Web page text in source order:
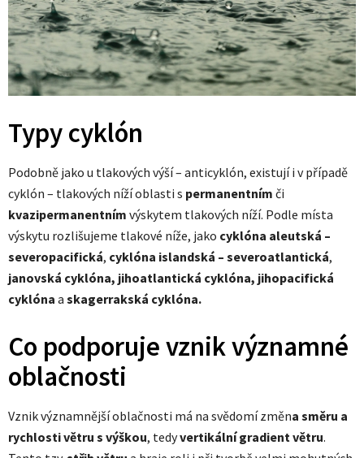
Typy cyklón
Podobně jako u tlakových výší – anticyklón, existují i v případě
cyklón – tlakových níží oblasti s permanentním či
kvazipermanentním výskytem tlakových níží. Podle místa
výskytu rozlišujeme tlakové níže, jako cyklóna aleutská –
severopacifická, cyklóna islandská – severoatlantická,
janovská cyklóna, jihoatlantická cyklóna, jihopacifická
cyklóna a skagerrakská cyklóna.
Co podporuje vznik významné
oblačnosti
Vznik významnější oblačnosti má na svědomí změna směru a
rychlosti větru s výškou, tedyvertikální gradient větru.